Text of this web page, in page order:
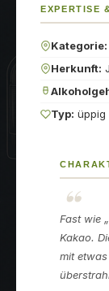
EXPERTISE
Kategorie:
Herkunft:
Typ: üppig
Fast wie
Kakao.
mit